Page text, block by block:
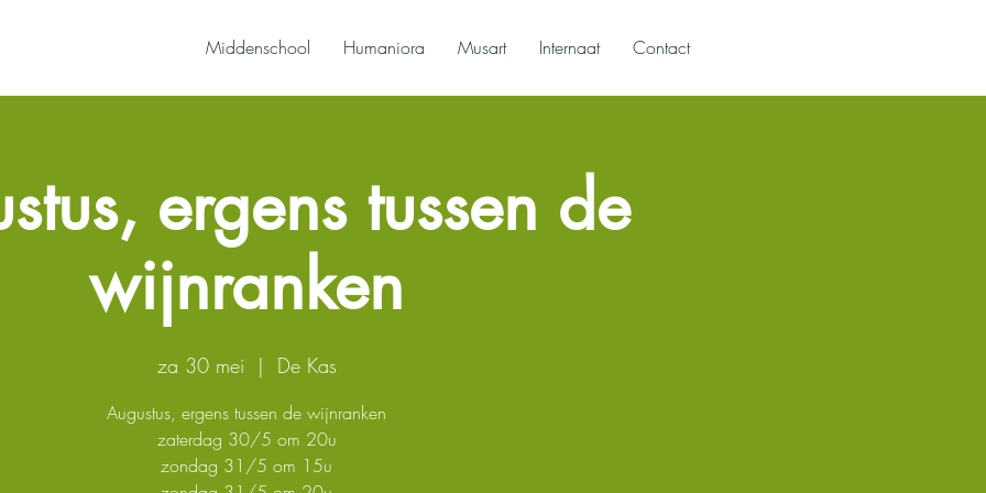
Middenschool Humaniora Musart Internaat Contact
ergens tussen de
wijnranken
za 30 mei
  |
De Kas
Augustus, ergens tussen de wijnranken
zaterdag 30/5 om 20u
zondag 31/5 om 15u